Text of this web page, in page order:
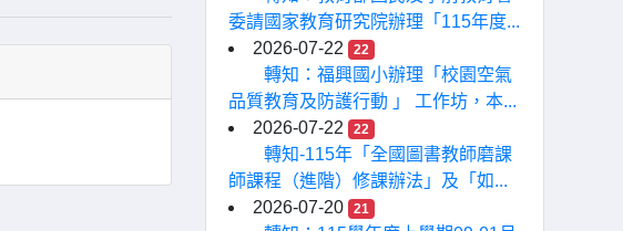
委請國家教育研究院辦理「115年度...
2026-07-22
22
轉知：福興國小辦理「校園空氣
品質教育及防護行動 」 工作坊，本...
2026-07-22
22
轉知-115年「全國圖書教師磨課
師課程（進階）修課辦法」及「如...
2026-07-20
21